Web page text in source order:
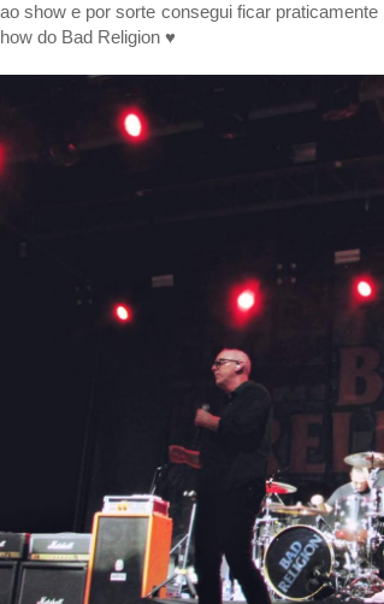
show e por sorte consegui ficar
do Bad Religion ♥